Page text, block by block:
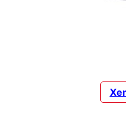
hiệu quả nấu ăn tuyệt với,
chất lượng cho những gian